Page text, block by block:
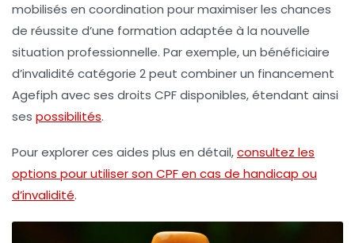
mobilisés en coordination pour maximiser les chances
de réussite d’une formation adaptée à la nouvelle
situation professionnelle. Par exemple, un bénéficiaire
d’invalidité catégorie 2 peut combiner un financement
Agefiph avec ses droits CPF disponibles, étendant ainsi
ses possibilités.
Pour explorer ces aides plus en détail,consultez les
options pour utiliser son CPF en cas de handicap ou
d’invalidité.